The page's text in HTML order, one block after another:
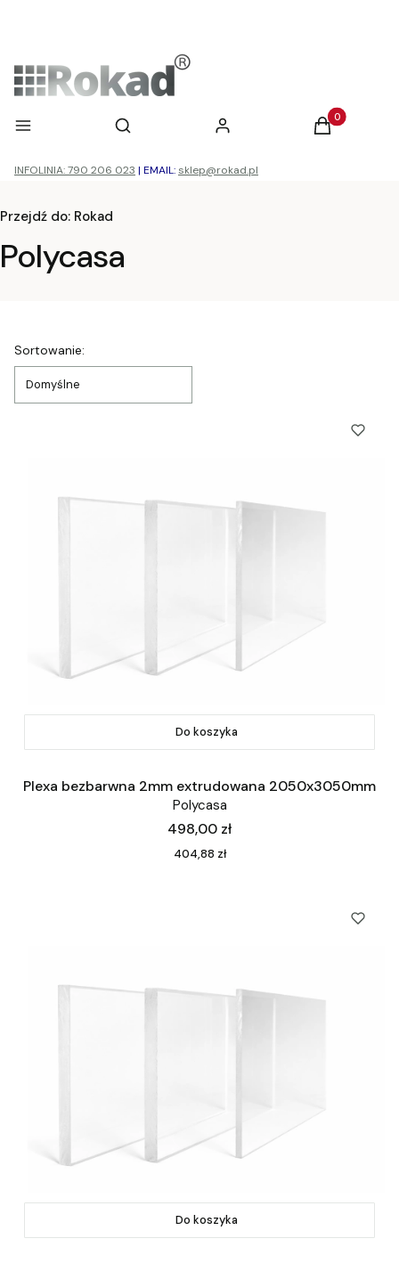
Menu Otwórz wyszukiwarkę
Szukaj Zaloguj się Produkty w
Koszyk
INFOLINIA: 790 206 023 | EMAIL: sklep@rokad.pl
Przejdź do: Rokad
Polycasa
Lista produktów
Sortowanie:
Domyślne
Do koszyka
Plexa bezbarwna 2mm extrudowana 2050x3050mm
Polycasa
Cena
498,00 zł
Cena
404,88 zł
Do koszyka